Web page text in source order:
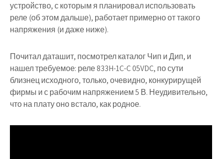
устройство, с которым я планировал использовать
реле (об этом дальше), работает примерно от такого
напряжения (и даже ниже).
Почитал даташит, посмотрел каталог Чип и Дип, и
нашел требуемое: реле 833H-1C-C 05VDC, по сути
близнец исходного, только, очевидно, конкурирущей
фирмы и с рабочим напряжением 5 В. Неудивительно,
что на плату оно встало, как родное.